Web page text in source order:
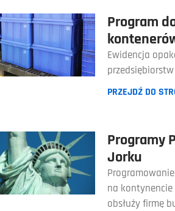
Program
Ewidencja
PRZEJDŹ DO
Programy
Jorku
na
obsłuży firmę